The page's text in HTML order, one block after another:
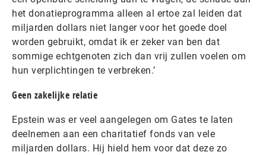
het donatieprogramma alleen al ertoe zal leiden dat
miljarden dollars niet langer voor het goede doel
worden gebruikt, omdat ik er zeker van ben dat
sommige echtgenoten zich dan vrij zullen voelen om
hun verplichtingen te verbreken.’
Geen zakelijke relatie
Epstein was er veel aangelegen om Gates te laten
deelnemen aan een charitatief fonds van vele
miljarden dollars. Hij hield hem voor dat deze zo